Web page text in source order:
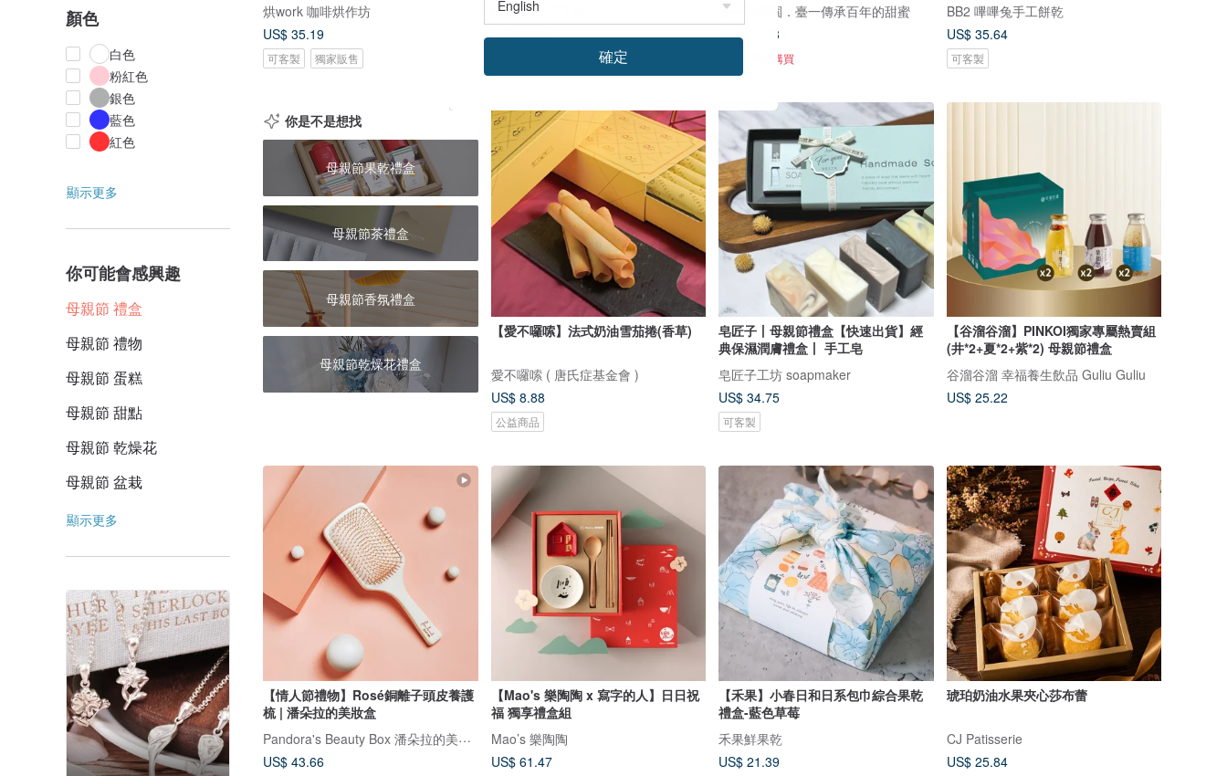
顏色
白色
粉紅色
銀色
藍色
紅色
顯示更多
你可能會感興趣
母親節 禮盒
母親節 禮物
母親節 蛋糕
母親節 甜點
母親節 乾燥花
母親節 盆栽
顯示更多
烘work 咖啡烘作坊
US$ 35.19
可客製 獨家販售
Cpercent 手工飾品
US$ 25.84
臺一養蜂園．臺一傳承百年的甜蜜
US$ 17.78
7 人正準備購買
BB2 嗶嗶兔手工餅乾
US$ 35.64
可客製
你是不是想找
母親節果乾禮盒
母親節茶禮盒
母親節香氛禮盒
母親節乾燥花禮盒
【愛不囉嗦】法式奶油雪茄捲(香草)
愛不囉嗦 ( 唐氏症基金會 )
US$ 8.88
公益商品
皂匠子丨母親節禮盒【快速出貨】經
典保濕潤膚禮盒丨 手工皂
皂匠子工坊 soapmaker
US$ 34.75
可客製
【谷溜谷溜】PINKOI獨家專屬熱賣組
(井*2+夏*2+紫*2) 母親節禮盒
谷溜谷溜 幸福養生飲品 Guliu Guliu
US$ 25.22
【情人節禮物】Rosé銅離子頭皮養護
梳 | 潘朵拉的美妝盒
Pandora's Beauty Box 潘朵拉的美妝盒
US$ 43.66
【Mao's 樂陶陶 x 寫字的人】日日祝
福 獨享禮盒組
Mao’s 樂陶陶
US$ 61.47
【禾果】小春日和日系包巾綜合果乾
禮盒-藍色草莓
禾果鮮果乾
US$ 21.39
琥珀奶油水果夾心莎布蕾
CJ Patisserie
US$ 25.84
確定